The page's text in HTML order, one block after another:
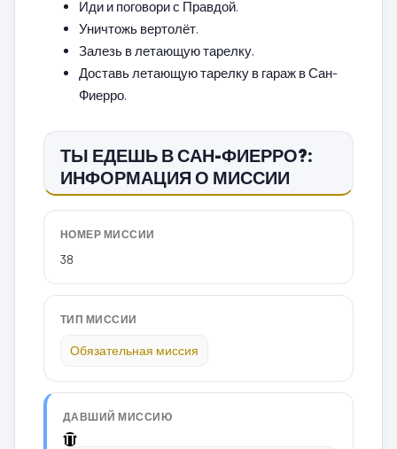
Иди и поговори с Правдой.
Уничтожь вертолёт.
Залезь в летающую тарелку.
Доставь летающую тарелку в гараж в Сан-
Фиерро.
ТЫ ЕДЕШЬ В САН-ФИЕРРО?:
ИНФОРМАЦИЯ О МИССИИ
НОМЕР МИССИИ
38
ТИП МИССИИ
Обязательная миссия
ДАВШИЙ МИССИЮ